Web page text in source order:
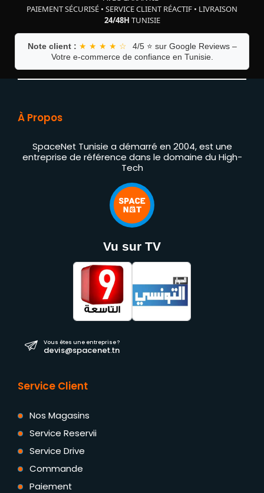
PAIEMENT SÉCURISÉ • SERVICE CLIENT RÉACTIF • LIVRAISON
24/48H TUNISIE
Note client : ★ ★ ★ ★ ☆
4/5 ⭐ sur Google Reviews –
Votre e-commerce de confiance en Tunisie.
À Propos
SpaceNet Tunisie a démarré en 2004, est une
entreprise de référence dans le domaine du High-
Tech
Vu sur TV
Vous êtes une entreprise ?
devis@spacenet.tn
Service Client
Nos Magasins
Service Reservii
Service Drive
Commande
Paiement